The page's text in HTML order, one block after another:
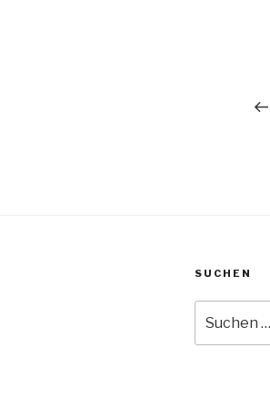
SUCHEN
nach: